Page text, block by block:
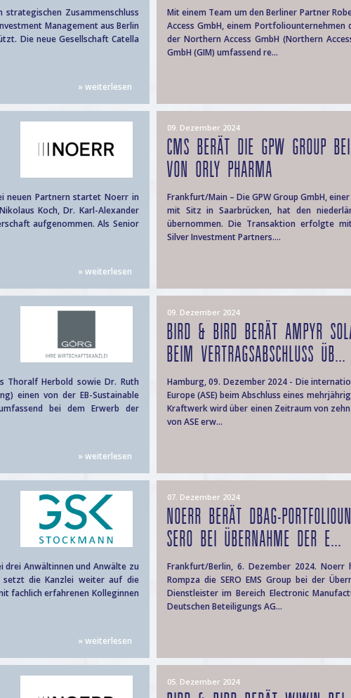
strategischen Zusammenschluss
Management aus Berlin
Die neue Gesellschaft Catella
» weiterlesen
Mit einem Team um den Berliner Partner
Access GmbH, einem
der Northern Access GmbH (Northern
GmbH (GIM) umfassend re...
neuen Partnern startet Noerr in
Koch, Dr. Karl-Alexander
aufgenommen. Als Senior
» weiterlesen
09. Dezember 2024
CMS BERÄT DIE GPW GROUP
VON ORLY PHARMA
Frankfurt/Main – Die GPW Group GmbH,
mit Sitz in Saarbrücken, hat den
übernommen. Die Transaktion erfolgte
Silver Investment Partners....
Thoralf Herbold sowie Dr. Ruth
einen von der EB-Sustainable
bei dem Erwerb der
» weiterlesen
09. Dezember 2024
BIRD & BIRD BERÄT AMPYR
BEIM VERTRAGSABSCHLUSS ÜB...
Hamburg, 09. Dezember 2024 - Die
Europe (ASE) beim Abschluss eines
Kraftwerk wird über einen Zeitraum von
von ASE erw...
drei Anwältinnen und Anwälte zu
setzt die Kanzlei weiter auf die
fachlich erfahrenen Kolleginnen
» weiterlesen
07. Dezember 2024
NOERR BERÄT DBAG-
SERO BEI ÜBERNAHME DER E...
Frankfurt/Berlin, 6. Dezember 2024.
Rompza die SERO EMS Group bei der
Dienstleister im Bereich Electronic
Deutschen Beteiligungs AG...
05. Dezember 2024